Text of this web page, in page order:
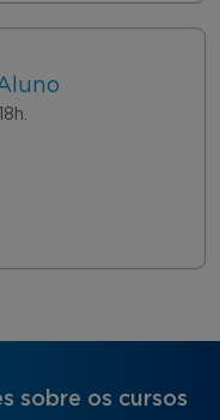
sobre os cursos